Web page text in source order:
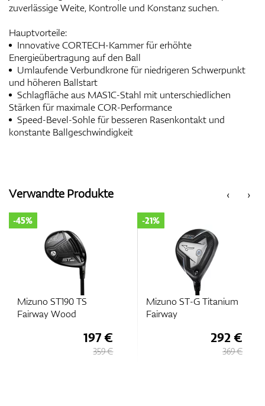
zuverlässige Weite, Kontrolle und Konstanz suchen.
Hauptvorteile:
Innovative CORTECH-Kammer für erhöhte
Energieübertragung auf den Ball
Umlaufende Verbundkrone für niedrigeren Schwerpunkt
und höheren Ballstart
Schlagfläche aus MAS1C-Stahl mit unterschiedlichen
Stärken für maximale COR-Performance
Speed-Bevel-Sohle für besseren Rasenkontakt und
konstante Ballgeschwindigkeit
‹
Verwandte Produkte ›
Mizuno ST190 TS
Fairway Wood
-45%
197 €
359 €
Mizuno ST-G Titanium
Fairway
-21%
292 €
369 €